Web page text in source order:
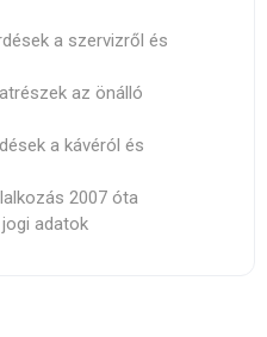
a szervizről és
az önálló
a kávéról és
2007 óta
adatok